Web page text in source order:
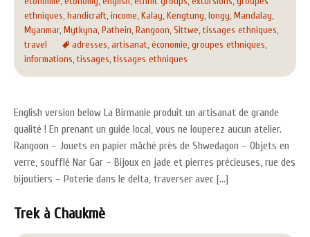
ethniques,handicraft,income,Kalay,Kengtung,longy,Mandalay,
Myanmar,Mytkyna,Pathein,Rangoon,Sittwe,tissages ethniques,
travel
adresses,artisanat,économie,groupes ethniques,
informations,tissages,tissages ethniques
English version below La Birmanie produit un artisanat de grande
qualité ! En prenant un guide local, vous ne louperez aucun atelier.
Rangoon – Jouets en papier mâché près de Shwedagon – Objets en
verre, soufflé Nar Gar – Bijoux en jade et pierres précieuses, rue des
bijoutiers – Poterie dans le delta, traverser avec […]
Trek à Chaukmè